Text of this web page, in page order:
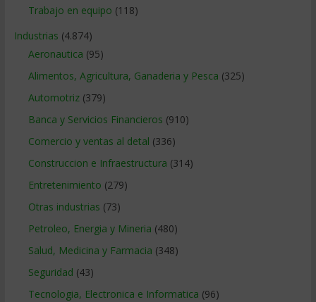
Trabajo en equipo (118)
Industrias (4.874)
Aeronautica (95)
Alimentos, Agricultura, Ganaderia y Pesca (325)
Automotriz(379)
Banca y Servicios Financieros (910)
Comercio y ventas al detal (336)
Construccion e Infraestructura (314)
Entretenimiento (279)
Otras industrias (73)
Petroleo, Energia y Mineria (480)
Salud, Medicina y Farmacia (348)
Seguridad (43)
Tecnologia, Electronica e Informatica (96)